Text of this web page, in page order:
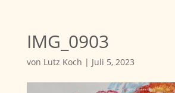
IMG_0903
von Lutz Koch | Juli 5, 2023